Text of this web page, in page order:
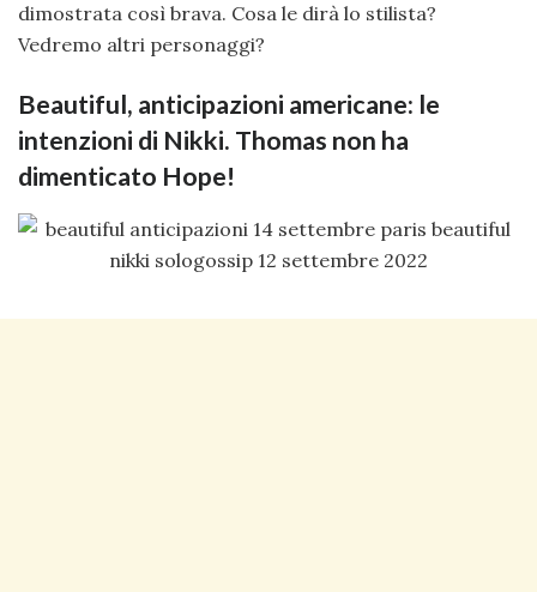
dimostrata così brava. Cosa le dirà lo stilista?
Vedremo altri personaggi?
Beautiful, anticipazioni americane: le
intenzioni di Nikki. Thomas non ha
dimenticato Hope!